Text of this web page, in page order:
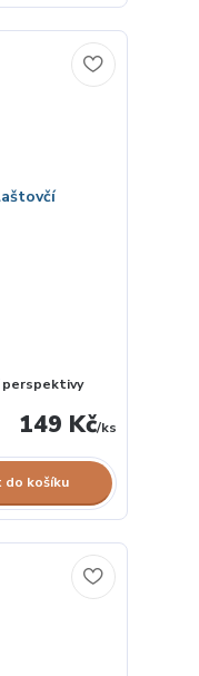
perspektivy
149 Kč/ks
do košíku